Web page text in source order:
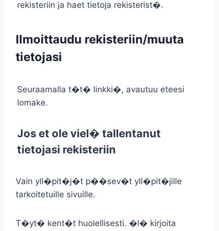
rekisteriin ja haet tietoja rekisterist�.
Ilmoittaudu rekisteriin/muuta
tietojasi
Seuraamalla t�t� linkki�, avautuu eteesi
lomake.
Jos et ole viel� tallentanut
tietojasi rekisteriin
Vain yll�pit�j�t p��sev�t yll�pit�jille
tarkoitetuille sivuille.
T�yt� kent�t huolellisesti. �l� kirjoita